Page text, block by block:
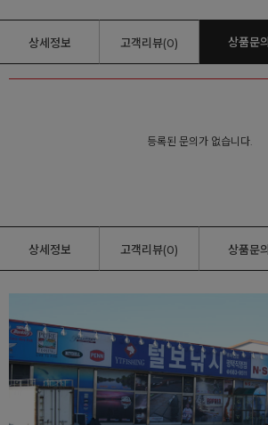
상세정보 고객리뷰(0) 상품문의
등록된 문의가 없습니다.
상세정보 고객리뷰(0) 상품문의